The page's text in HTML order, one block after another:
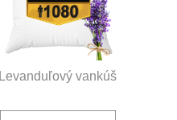
Levanduľový vankúš